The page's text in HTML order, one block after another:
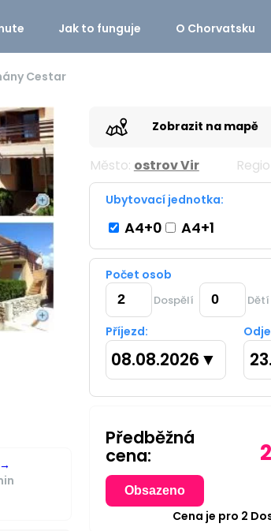
Jak to funguje O Chorvatsku
Cestar
→
Zobrazit na mapě
Město: ostrov Vir
Ubytovací jednotka:
A4+0 A4+1
Počet osob
Dospělí Dětí
Příjezd:
08.08.2026 ▼
Předběžná
cena:
Obsazeno
Cena je pro 2